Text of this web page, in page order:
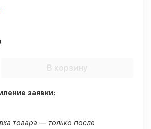
В корзину
заявки:
товара — только после